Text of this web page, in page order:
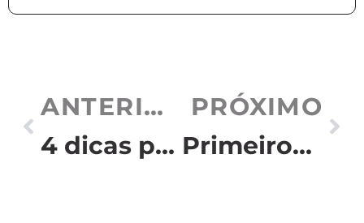
ANTERIOR
4 dicas para ter mais energia
PRÓXIMO
Primeiros passos no Ayurveda: como começar com consciência